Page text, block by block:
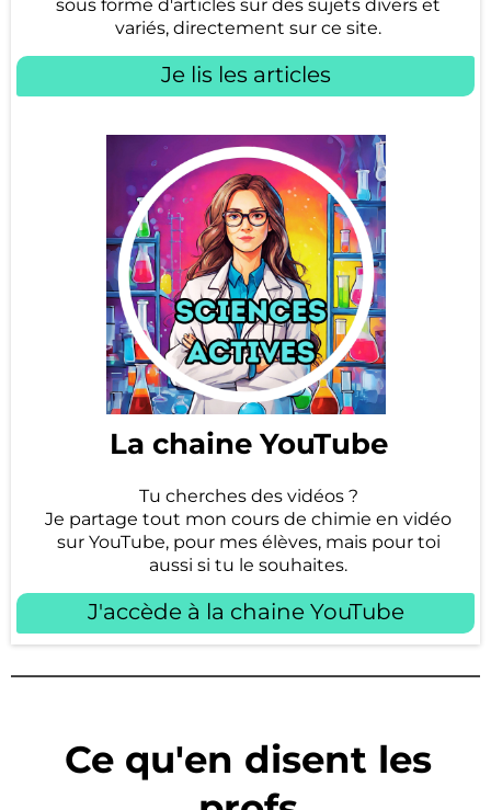
sous forme d'articles sur des sujets divers et
variés, directement sur ce site.
Je lis les articles
La chaine YouTube
Tu cherches des vidéos ?
Je partage tout mon cours de chimie en vidéo
sur YouTube, pour mes élèves, mais pour toi
aussi si tu le souhaites.
J'accède à la chaine YouTube
Ce qu'en disent les